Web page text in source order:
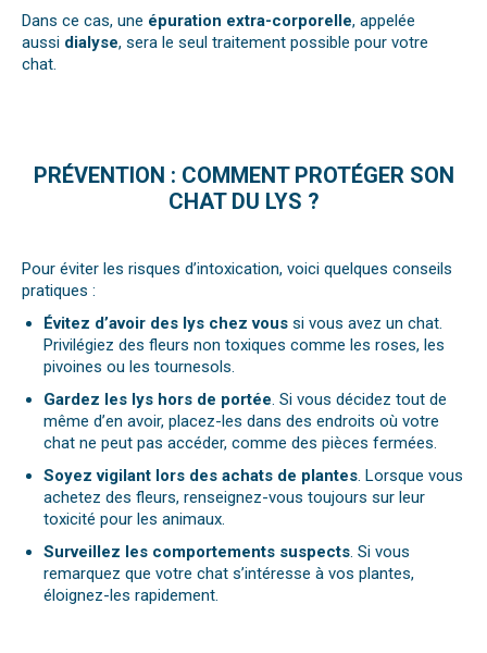
Dans ce cas, une épuration extra-corporelle, appelée
aussi dialyse, sera le seul traitement possible pour votre
chat.
PRÉVENTION : COMMENT PROTÉGER SON
CHAT DU LYS ?
Pour éviter les risques d’intoxication, voici quelques conseils
pratiques :
Évitez d’avoir des lys chez vous si vous avez un chat.
Privilégiez des fleurs non toxiques comme les roses, les
pivoines ou les tournesols.
Gardez les lys hors de portée. Si vous décidez tout de
même d’en avoir, placez-les dans des endroits où votre
chat ne peut pas accéder, comme des pièces fermées.
Soyez vigilant lors des achats de plantes. Lorsque vous
achetez des fleurs, renseignez-vous toujours sur leur
toxicité pour les animaux.
Surveillez les comportements suspects. Si vous
remarquez que votre chat s’intéresse à vos plantes,
éloignez-les rapidement.